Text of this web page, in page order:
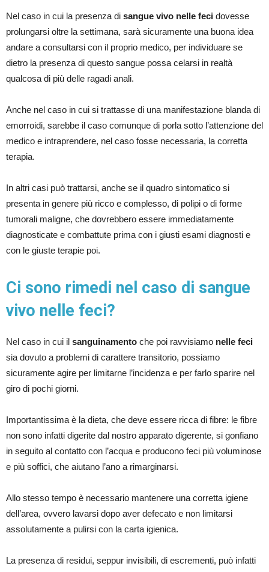
Nel caso in cui la presenza di sangue vivo nelle feci dovesse
prolungarsi oltre la settimana, sarà sicuramente una buona idea
andare a consultarsi con il proprio medico, per individuare se
dietro la presenza di questo sangue possa celarsi in realtà
qualcosa di più delle ragadi anali.
Anche nel caso in cui si trattasse di una manifestazione blanda di
emorroidi, sarebbe il caso comunque di porla sotto l’attenzione del
medico e intraprendere, nel caso fosse necessaria, la corretta
terapia.
In altri casi può trattarsi, anche se il quadro sintomatico si
presenta in genere più ricco e complesso, di polipi o di forme
tumorali maligne, che dovrebbero essere immediatamente
diagnosticate e combattute prima con i giusti esami diagnosti e
con le giuste terapie poi.
Ci sono rimedi nel caso di sangue
vivo nelle feci?
Nel caso in cui il sanguinamento che poi ravvisiamo nelle feci
sia dovuto a problemi di carattere transitorio, possiamo
sicuramente agire per limitarne l’incidenza e per farlo sparire nel
giro di pochi giorni.
Importantissima è la dieta, che deve essere ricca di fibre: le fibre
non sono infatti digerite dal nostro apparato digerente, si gonfiano
in seguito al contatto con l’acqua e producono feci più voluminose
e più soffici, che aiutano l’ano a rimarginarsi.
Allo stesso tempo è necessario mantenere una corretta igiene
dell’area, ovvero lavarsi dopo aver defecato e non limitarsi
assolutamente a pulirsi con la carta igienica.
La presenza di residui, seppur invisibili, di escrementi, può infatti